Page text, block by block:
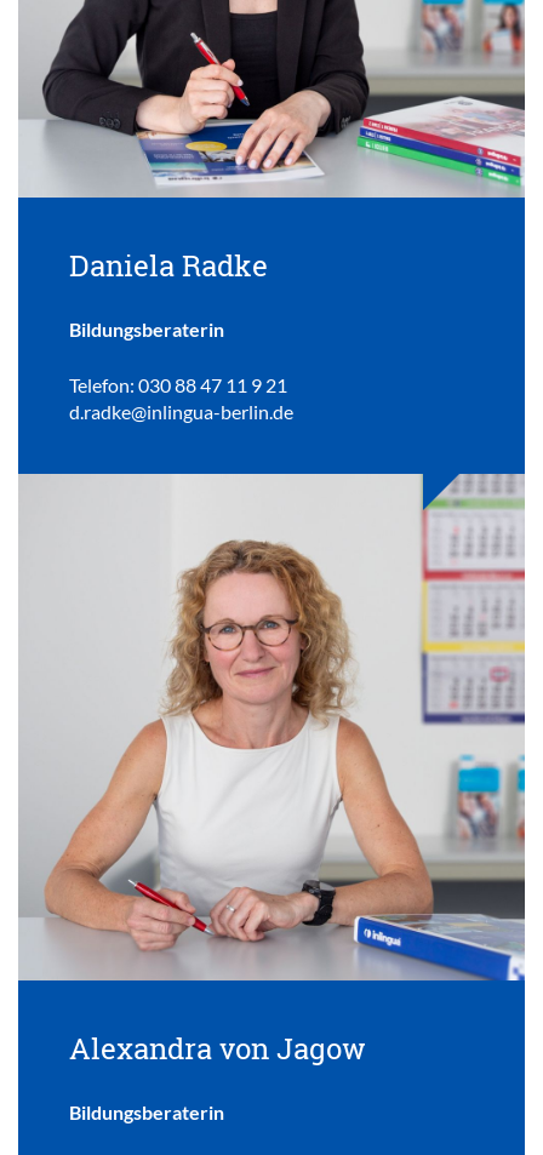
Daniela Radke
Bildungsberaterin
Telefon: 030 88 47 11 9 21
d.radke@inlingua-berlin.de
Alexandra von Jagow
Bildungsberaterin